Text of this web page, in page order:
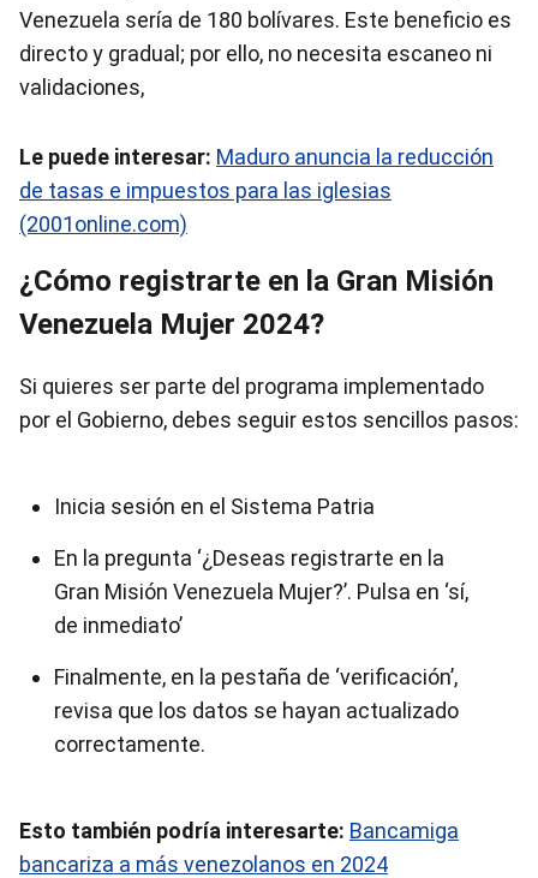
Venezuela sería de 180 bolívares. Este beneficio es
directo y gradual; por ello, no necesita escaneo ni
validaciones,
Le puede interesar: Maduro anuncia la reducción
de tasas e impuestos para las iglesias
(2001online.com)
¿Cómo registrarte en la Gran Misión
Venezuela Mujer 2024?
Si quieres ser parte del programa implementado
por el Gobierno, debes seguir estos sencillos pasos:
Inicia sesión en el Sistema Patria
En la pregunta ‘¿Deseas registrarte en la
Gran Misión Venezuela Mujer?’. Pulsa en ‘sí,
de inmediato’
Finalmente, en la pestaña de ‘verificación’,
revisa que los datos se hayan actualizado
correctamente.
Esto también podría interesarte: Bancamiga
bancariza a más venezolanos en 2024